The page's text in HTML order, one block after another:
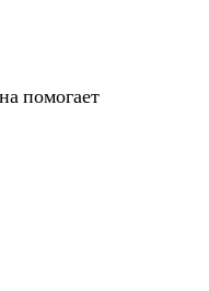
помогает